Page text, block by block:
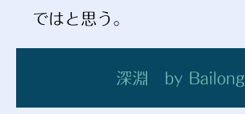
ではと思う。
深淵 by Bailong